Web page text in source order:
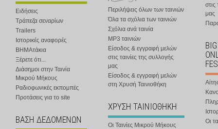
Ειδήσεις
Τράπεζα σεναρίων
Trailers
Ιστορικές αναφορές
ΒΗΜΑτάκια
Ξέρετε ότι...
Διάσημοι στην Ταινία
Μικρού Μήκους
Ραδιοφωνικές εκπομπές
Προτάσεις για το site
ΒΑΣΗ ΔΕΔΟΜΕΝΩΝ
Περιλήψεις όλων των ταινιών
Όλα τα σχόλια των ταινιών
Σχόλια ανά ταινία
MP3 ταινιών
Είσοδος & εγγραφή μελών
στις ταινίες της συλλογής
μας
Είσοδος & εγγραφή μελών
στη Χρυσή Ταινιοθήκη
ΧΡΥΣΗ ΤΑΙΝΙΟΘΗΚΗ
Οι Ταινίες Μικρού Μήκους
στις
μας
Οι